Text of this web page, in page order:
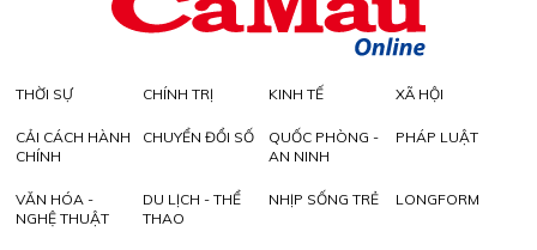
THỜI SỰ CHÍNH TRỊ KINH TẾ XÃ HỘI
CẢI CÁCH HÀNH
CHÍNH
CHUYỂN ĐỔI SỐ
QUỐC PHÒNG -
AN NINH
PHÁP LUẬT
VĂN HÓA -
NGHỆ THUẬT
DU LỊCH - THỂ
THAO
NHỊP SỐNG TRẺ LONGFORM